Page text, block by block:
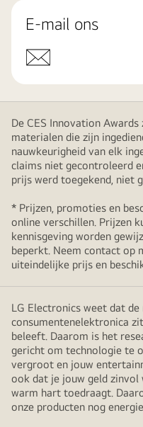
E-mail ons
De CES Innovation
materialen die zijn
nauwkeurigheid van elk
claims niet gecontroleerd
prijs werd toegekend, niet
* Prijzen, promoties en
online verschillen. Prijzen
kennisgeving worden
beperkt. Neem contact op
uiteindelijke prijs en
LG Electronics weet dat
consumentenelektronica
beleeft. Daarom is het
gericht om technologie te
vergroot en jouw
ook dat je jouw geld
warm hart toedraagt.
onze producten nog